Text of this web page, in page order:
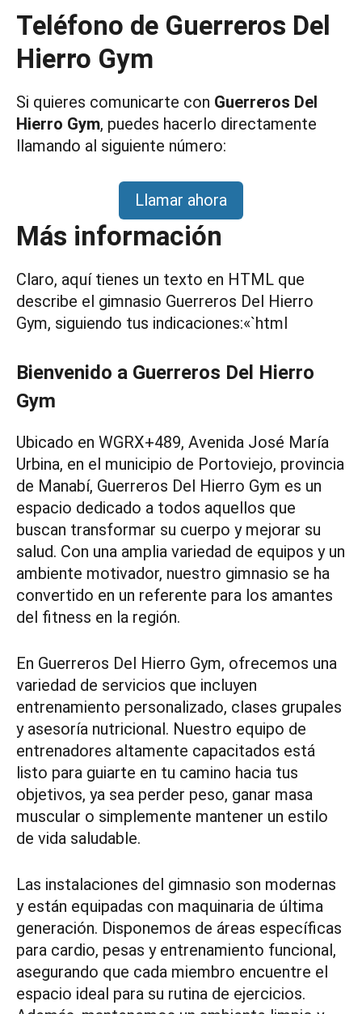
Teléfono de Guerreros Del
Hierro Gym
Si quieres comunicarte con Guerreros Del
Hierro Gym, puedes hacerlo directamente
llamando al siguiente número:
Llamar ahora
Más información
Claro, aquí tienes un texto en HTML que
describe el gimnasio Guerreros Del Hierro
Gym, siguiendo tus indicaciones:«`html
Bienvenido a Guerreros Del Hierro
Gym
Ubicado en WGRX+489, Avenida José María
Urbina, en el municipio de Portoviejo, provincia
de Manabí, Guerreros Del Hierro Gym es un
espacio dedicado a todos aquellos que
buscan transformar su cuerpo y mejorar su
salud. Con una amplia variedad de equipos y un
ambiente motivador, nuestro gimnasio se ha
convertido en un referente para los amantes
del fitness en la región.
En Guerreros Del Hierro Gym, ofrecemos una
variedad de servicios que incluyen
entrenamiento personalizado, clases grupales
y asesoría nutricional. Nuestro equipo de
entrenadores altamente capacitados está
listo para guiarte en tu camino hacia tus
objetivos, ya sea perder peso, ganar masa
muscular o simplemente mantener un estilo
de vida saludable.
Las instalaciones del gimnasio son modernas
y están equipadas con maquinaria de última
generación. Disponemos de áreas específicas
para cardio, pesas y entrenamiento funcional,
asegurando que cada miembro encuentre el
espacio ideal para su rutina de ejercicios.